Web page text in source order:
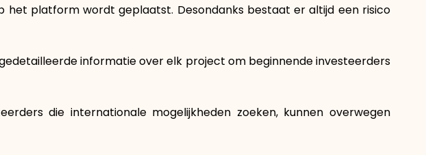
het platform wordt geplaatst. Desondanks bestaat er altijd een risico
informatie over elk project om beginnende investeerders
die internationale mogelijkheden zoeken, kunnen overwegen